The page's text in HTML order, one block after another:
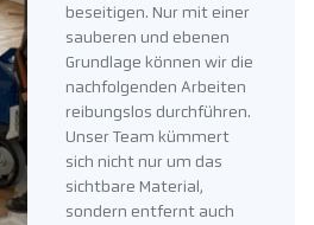
beseitigen. Nur mit einer
sauberen und ebenen
Grundlage können wir die
nachfolgenden Arbeiten
reibungslos durchführen.
Unser Team kümmert
sich nicht nur um das
sichtbare Material,
sondern entfernt auch